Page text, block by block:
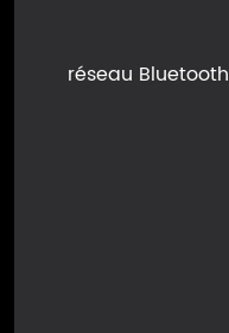
réseau Bluetooth